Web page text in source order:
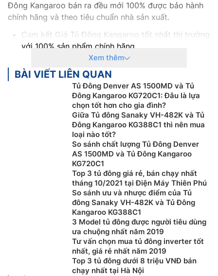
Đông Kangaroo bán ra đều mới 100% được bảo hành
chính hãng và theo tiêu chuẩn nhà sản xuất.
Cam kết Giá Tủ Đông Kangaroo tốt nhất thị trường
với 100% sản phẩm chính hãng
Thanh toán khi mua Tủ Đông Kangaroo thuận tiện,
bằng tiền mặt, Sec hoặc chuyển khoản
Để được tư vấn miễn phí, hỗ trợ kỹ thuật, hướng
dẫn sử dụng quý khách hàng vui lòng liên hệ:
Khách hàng là nhà thầu, Xây dựng công trình lớn
muốn hỗ trợ về thiết kế, tư vấn về kỹ thuật cũng
như cần kỹ thuật viên thi công lắp đặt tại công
trình vui lòng Liên Hệ:0983616996
Khách hàng ở Khu vực Ninh Bình xin vui lòng liên
hệ: 0912339019
Khách hàng ở Khu vực Vĩnh Phúc xin vui lòng liên
hệ: 0982067318
Khách hàng ở Khu vực Lạng Sơn xin vui lòng liên
hệ: 0983666996
Khách hàng ở Khu vực Thanh Hóa xin vui lòng liên
hệ: 0983666996
Khách hàng ở Khu vực Bắc Giang xin vui lòng liên
hệ: 0983666996
Xem thêm
BÀI VIẾT LIÊN QUAN
Tủ Đông Denver AS 1500MD và Tủ
Đông Kangaroo KG720C1: Đâu là lựa
chọn tốt hơn cho gia đình?
Giữa Tủ đông Sanaky VH-482K và Tủ
Đông Kangaroo KG388C1 thì nên mua
loại nào tốt?
So sánh chất lượng Tủ Đông Denver
AS 1500MD và Tủ Đông Kangaroo
KG720C1
Top 3 tủ đông giá rẻ, bán chạy nhất
tháng 10/2021 tại Điện Máy Thiên Phú
So sánh ưu và nhược điểm của Tủ
đông Sanaky VH-482K và Tủ Đông
Kangaroo KG388C1
3 Model tủ đông được người tiêu dùng
ưa chuộng nhất năm 2019
Tư vấn chọn mua tủ đông inverter tốt
nhất, giá rẻ nhất năm 2019
Top 3 tủ đông dưới 8 triệu VNĐ bán
chạy nhất tại Hà Nội